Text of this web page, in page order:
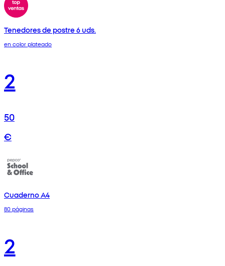
Tenedores de postre 6 uds.
en color plateado
2
50
€
Cuaderno A4
80 páginas
2